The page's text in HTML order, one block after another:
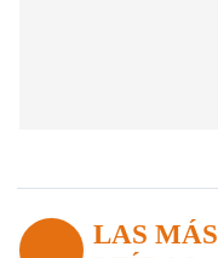
LAS MÁS